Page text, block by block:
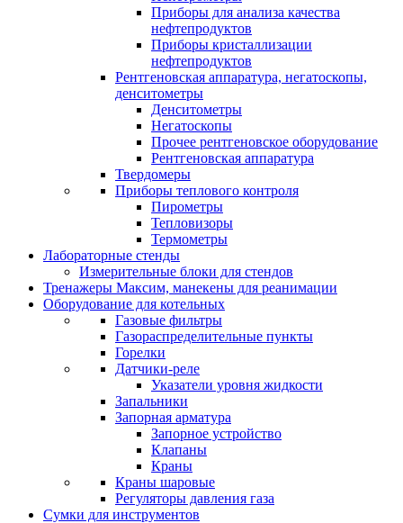
Приборы для анализа качества
нефтепродуктов
Приборы кристаллизации
нефтепродуктов
Рентгеновская аппаратура, негатоскопы,
денситометры
Денситометры
Негатоскопы
Прочее рентгеновское оборудование
Рентгеновская аппаратура
Твердомеры
Приборы теплового контроля
Пирометры
Тепловизоры
Термометры
Лабораторные стенды
Измерительные блоки для стендов
Тренажеры Максим, манекены для реанимации
Оборудование для котельных
Газовые фильтры
Газораспределительные пункты
Горелки
Датчики-реле
Указатели уровня жидкости
Запальники
Запорная арматура
Запорное устройство
Клапаны
Краны
Краны шаровые
Регуляторы давления газа
Сумки для инструментов